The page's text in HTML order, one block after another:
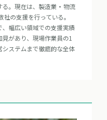
る。現在は、製造業・物流
の支援を行っている。
幅広い領域での支援実績
があり、現場作業員の1
ステムまで徹底的な全体